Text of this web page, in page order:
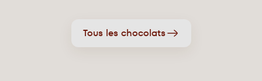
Tous les chocolats